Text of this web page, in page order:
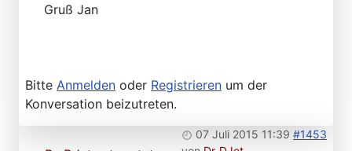
Gruß Jan
Bitte Anmelden oder Registrieren um der
Konversation beizutreten.
07 Juli 2015 11:39 #1453